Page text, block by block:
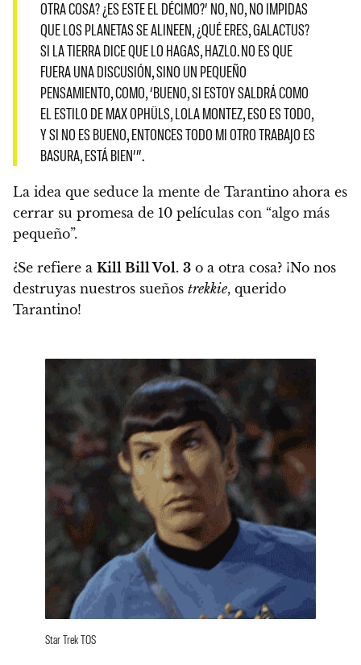
OTRA COSA? ¿ES ESTE EL DÉCIMO?’ NO, NO, NO IMPIDAS
QUE LOS PLANETAS SE ALINEEN, ¿QUÉ ERES, GALACTUS?
SI LA TIERRA DICE QUE LO HAGAS, HAZLO. NO ES QUE
FUERA UNA DISCUSIÓN, SINO UN PEQUEÑO
PENSAMIENTO, COMO, ‘BUENO, SI ESTOY SALDRÁ COMO
EL ESTILO DE MAX OPHÜLS, LOLA MONTEZ, ESO ES TODO,
Y SI NO ES BUENO, ENTONCES TODO MI OTRO TRABAJO ES
BASURA, ESTÁ BIEN’”.
La idea que seduce la mente de Tarantino ahora es
cerrar su promesa de 10 películas con “algo más
pequeño”.
¿Se refiere a Kill Bill Vol. 3 o a otra cosa? ¡No nos
destruyas nuestros sueños trekkie, querido
Tarantino!
Star Trek TOS